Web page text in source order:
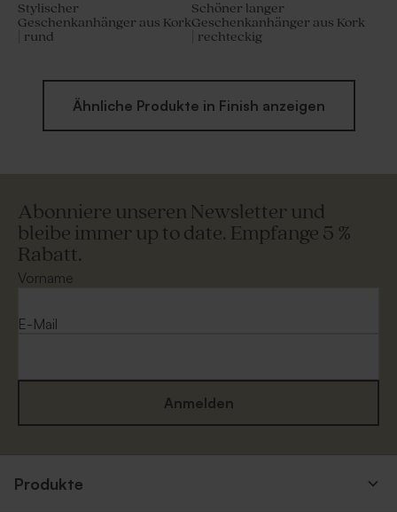
Stylischer
Geschenkanhänger aus Kork
| rund
Schöner langer
Geschenkanhänger aus Kork
| rechteckig
Ähnliche Produkte in Finish anzeigen
Abonniere unseren Newsletter und
bleibe immer up to date. Empfange 5 %
Rabatt.
Vorname
E-Mail
Anmelden
Produkte